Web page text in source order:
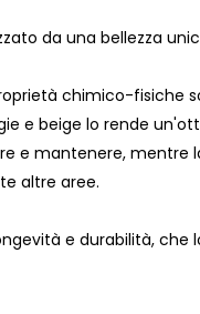
da una bellezza
chimico-fisiche
e beige lo rende
e mantenere, mentre
altre aree.
e durabilità,